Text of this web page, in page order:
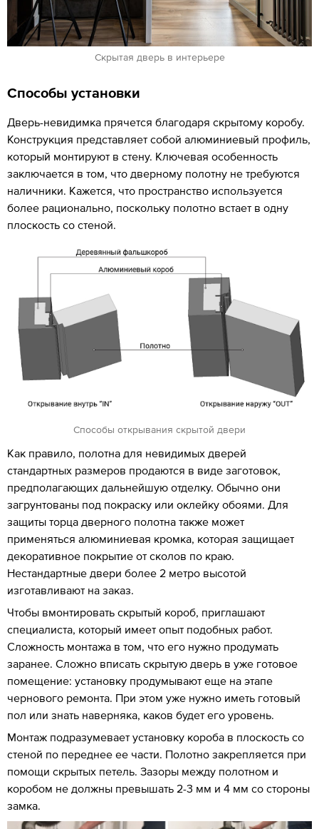
Скрытая дверь в интерьере
Способы установки
Дверь-невидимка прячется благодаря скрытому коробу.
Конструкция представляет собой алюминиевый профиль,
который монтируют в стену. Ключевая особенность
заключается в том, что дверному полотну не требуются
наличники. Кажется, что пространство используется
более рационально, поскольку полотно встает в одну
плоскость со стеной.
Способы открывания скрытой двери
Как правило, полотна для невидимых дверей
стандартных размеров продаются в виде заготовок,
предполагающих дальнейшую отделку. Обычно они
загрунтованы под покраску или оклейку обоями. Для
защиты торца дверного полотна также может
применяться алюминиевая кромка, которая защищает
декоративное покрытие от сколов по краю.
Нестандартные двери более 2 метро высотой
изготавливают на заказ.
Чтобы вмонтировать скрытый короб, приглашают
специалиста, который имеет опыт подобных работ.
Сложность монтажа в том, что его нужно продумать
заранее. Сложно вписать скрытую дверь в уже готовое
помещение: установку продумывают еще на этапе
чернового ремонта. При этом уже нужно иметь готовый
пол или знать наверняка, каков будет его уровень.
Монтаж подразумевает установку короба в плоскость со
стеной по переднее ее части. Полотно закрепляется при
помощи скрытых петель. Зазоры между полотном и
коробом не должны превышать 2-3 мм и 4 мм со стороны
замка.